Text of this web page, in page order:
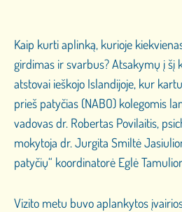
Kaip kurti aplinką, kurioje
girdimas ir svarbus? Atsakymų į šį
atstovai ieškojo Islandijoje, kur
prieš patyčias (NABO) kolegomis
vadovas dr. Robertas Povilaitis,
mokytoja dr. Jurgita Smiltė
patyčių“ koordinatorė Eglė
Vizito metu buvo aplankytos